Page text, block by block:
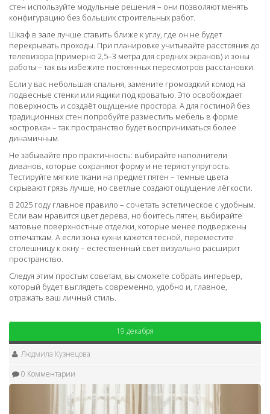
стен используйте модульные решения – они позволяют менять
конфигурацию без больших строительных работ.
Шкаф в зале лучше ставить ближе к углу, где он не будет
перекрывать проходы. При планировке учитывайте расстояния до
телевизора (примерно 2,5–3 метра для средних экранов) и зоны
работы – так вы избежите постоянных пересмотров расстановки.
Если у вас небольшая спальня, замените громоздкий комод на
подвесные стенки или ящики под кроватью. Это освобождает
поверхность и создаёт ощущение простора. А для гостиной без
традиционных стен попробуйте разместить мебель в форме
«островка» – так пространство будет восприниматься более
динамичным.
Не забывайте про практичность: выбирайте наполнители
диванов, которые сохраняют форму и не теряют упругость.
Тестируйте мягкие ткани на предмет пятен – темные цвета
скрывают грязь лучше, но светлые создают ощущение лёгкости.
В 2025 году главное правило – сочетать эстетическое с удобным.
Если вам нравится цвет дерева, но боитесь пятен, выбирайте
матовые поверхностные отделки, которые менее подвержены
отпечаткам. А если зона кухни кажется тесной, переместите
столешницу к окну – естественный свет визуально расширит
пространство.
Следуя этим простым советам, вы сможете собрать интерьер,
который будет выглядеть современно, удобно и, главное,
отражать ваш личный стиль.
19 декабря
Людмила Кузнецова
0 Комментарии